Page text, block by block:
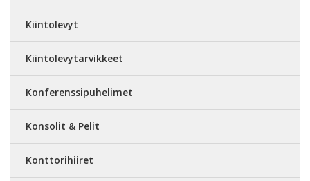
Kiintolevyt
Kiintolevytarvikkeet
Konferenssipuhelimet
Konsolit & Pelit
Konttorihiiret